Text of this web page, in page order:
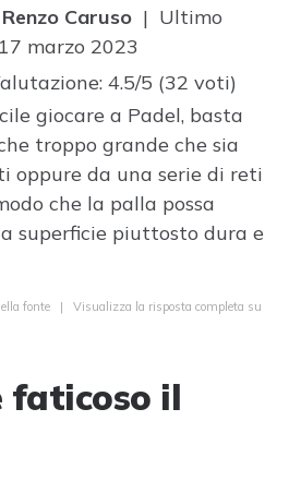
Caruso | Ultimo
marzo 2023
4.5/5 (32 voti)
giocare a Padel, basta
troppo grande che sia
oppure da una serie di reti
che la palla possa
superficie piuttosto dura e
fonte | Visualizza la risposta completa su
faticoso il